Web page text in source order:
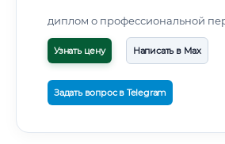
диплом о профессиональной
Узнать цену Написать в Max
Задать вопрос в Telegram